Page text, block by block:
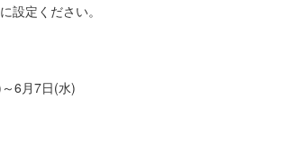
設定ください。
6月7日(水)